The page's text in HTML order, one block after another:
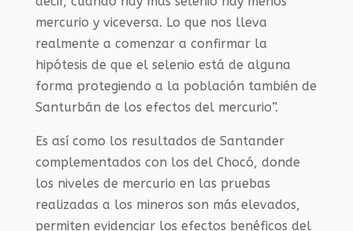
mercurio y viceversa. Lo que nos lleva
realmente a comenzar a confirmar la
hipótesis de que el selenio está de alguna
forma protegiendo a la población también de
Santurbán de los efectos del mercurio”.
Es así como los resultados de Santander
complementados con los del Chocó, donde
los niveles de mercurio en las pruebas
realizadas a los mineros son más elevados,
permiten evidenciar los efectos benéficos del